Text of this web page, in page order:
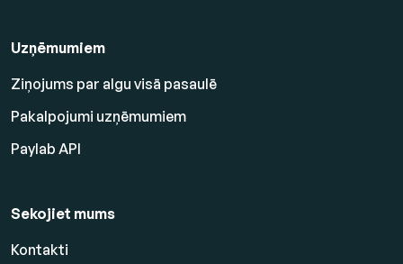
Uzņēmumiem
Ziņojums par algu visā pasaulē
Pakalpojumi uzņēmumiem
Paylab API
Sekojiet mums
Kontakti